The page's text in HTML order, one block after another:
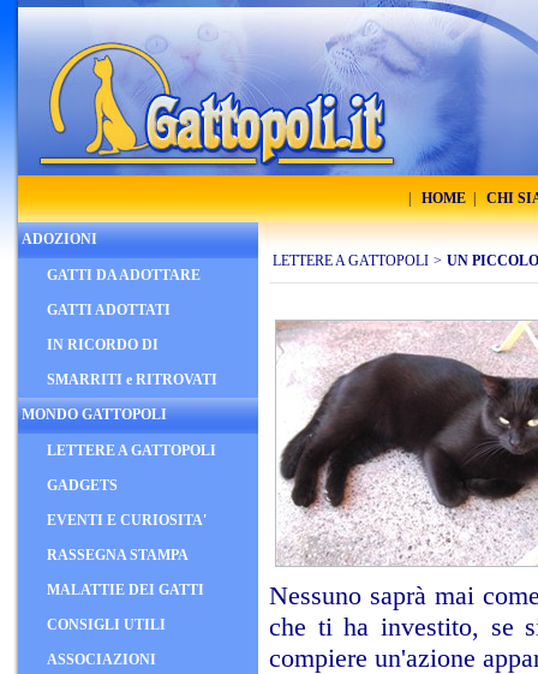
HOME CHI
ADOZIONI
GATTI DA ADOTTARE
GATTI ADOTTATI
IN RICORDO DI
SMARRITI e RITROVATI
MONDO GATTOPOLI
LETTERE A GATTOPOLI
GADGETS
EVENTI E CURIOSITA'
RASSEGNA STAMPA
MALATTIE DEI GATTI
CONSIGLI UTILI
ASSOCIAZIONI
LETTERE A GATTOPOLI > UN
Nessuno saprà mai
che ti ha investito, se
compiere un'azione